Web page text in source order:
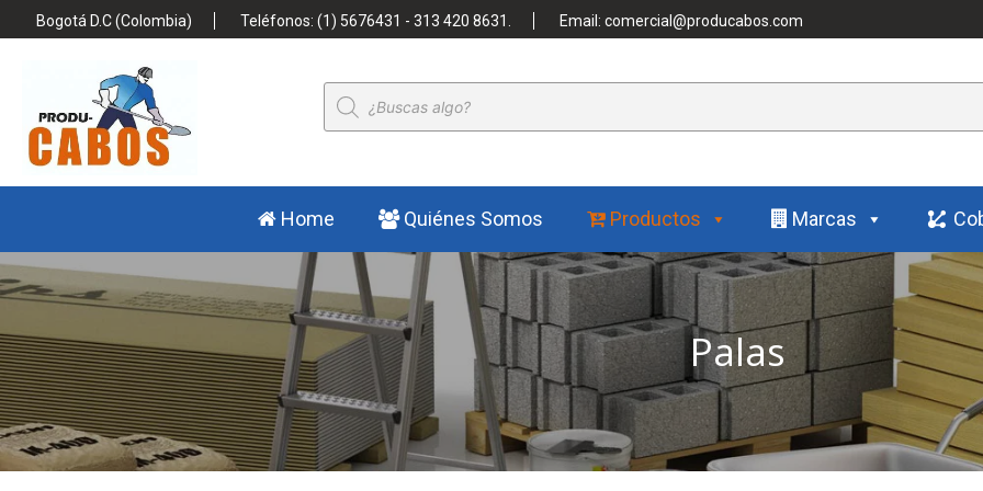
Bogotá D.C (Colombia) Teléfonos: (1) 5676431 - 313 420 8631. Email: comercial@producabos.com
Búsqueda
de
productos
Home Quiénes Somos Productos Marcas
Palas